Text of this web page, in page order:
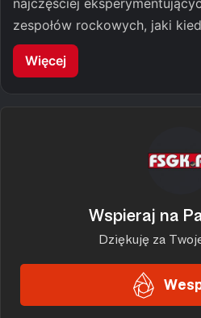
zespołów rockowych, jaki
Więcej